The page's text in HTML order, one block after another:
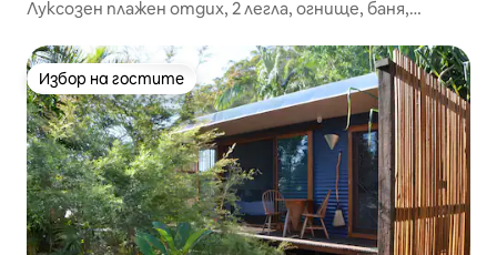
Луксозен плажен отдих, 2 легла, огнище, баня,
Избор на гостите
Избор на гостите